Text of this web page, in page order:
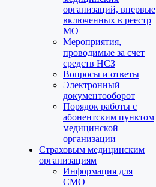
организаций, впервые
включенных в реестр
МО
Мероприятия,
проводимые за счет
средств НСЗ
Вопросы и ответы
Электронный
документооборот
Порядок работы с
абонентским пунктом
медицинской
организации
Страховым медицинским
организациям
Информация для
СМО